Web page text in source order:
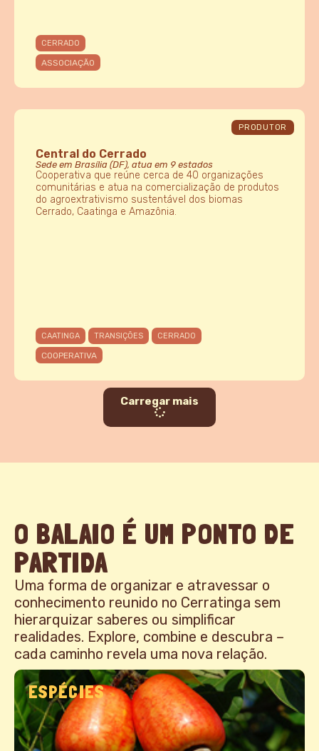
CERRADO
ASSOCIAÇÃO
PRODUTOR
Central do Cerrado
Sede em Brasília (DF), atua em 9 estados
Cooperativa que reúne cerca de 40 organizações
comunitárias e atua na comercialização de produtos
do agroextrativismo sustentável dos biomas
Cerrado, Caatinga e Amazônia.
CAATINGA TRANSIÇÕES CERRADO
COOPERATIVA
Carregar mais
O BALAIO É UM PONTO DE
PARTIDA
Uma forma de organizar e atravessar o
conhecimento reunido no Cerratinga sem
hierarquizar saberes ou simplificar
realidades. Explore, combine e descubra –
cada caminho revela uma nova relação.
ESPÉCIES